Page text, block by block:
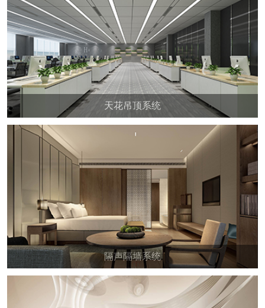
天花吊顶系统
隔声隔墙系统